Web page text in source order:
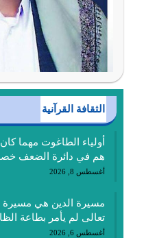
الثقافة القرآنية
أولياء الطاغوت مهما
هم في دائرة الضعف
أغسطس 8, 2026
مسيرة الدين هي مسيرة
تعالى لم يأمر بطاعة
أغسطس 6, 2026